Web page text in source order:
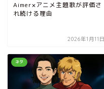
Aimer×アニメ主題歌が評価さ
れ続ける理由
2026年1月11日
ネタ